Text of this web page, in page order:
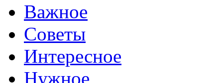
Важное
Советы
Интересное
Нужное